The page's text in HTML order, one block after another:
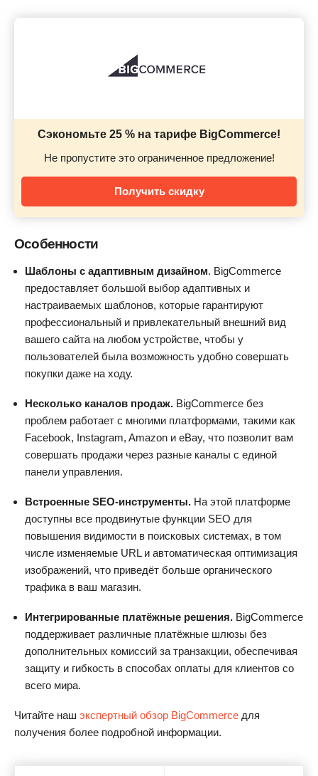
Сэкономьте 25 % на тарифе BigCommerce!
Не пропустите это ограниченное предложение!
Получить скидку
Особенности
Шаблоны с адаптивным дизайном. BigCommerce
предоставляет большой выбор адаптивных и
настраиваемых шаблонов, которые гарантируют
профессиональный и привлекательный внешний вид
вашего сайта на любом устройстве, чтобы у
пользователей была возможность удобно совершать
покупки даже на ходу.
Несколько каналов продаж. BigCommerce без
проблем работает с многими платформами, такими как
Facebook, Instagram, Amazon и eBay, что позволит вам
совершать продажи через разные каналы с единой
панели управления.
Встроенные SEO-инструменты. На этой платформе
доступны все продвинутые функции SEO для
повышения видимости в поисковых системах, в том
числе изменяемые URL и автоматическая оптимизация
изображений, что приведёт больше органического
трафика в ваш магазин.
Интегрированные платёжные решения. BigCommerce
поддерживает различные платёжные шлюзы без
дополнительных комиссий за транзакции, обеспечивая
защиту и гибкость в способах оплаты для клиентов со
всего мира.
Читайте наш экспертный обзор BigCommerce для
получения более подробной информации.